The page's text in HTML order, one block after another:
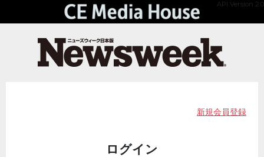
API Version 2.0
新規会員登録
ログイン